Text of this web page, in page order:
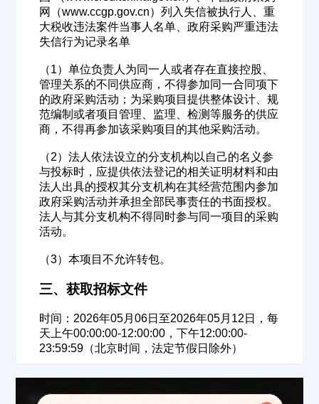
网（www.ccgp.gov.cn）列入失信被执行人、重
大税收违法案件当事人名单、政府采购严重违法
失信行为记录名单
（1）单位负责人为同一人或者存在直接控股、
管理关系的不同供应商，不得参加同一合同项下
的政府采购活动；为采购项目提供整体设计、规
范编制或者项目管理、监理、检测等服务的供应
商，不得再参加该采购项目的其他采购活动。
（2）法人依法设立的分支机构以自己的名义参
与投标时，应提供依法登记的相关证明材料和由
法人出具的授权其分支机构在其经营范围内参加
政府采购活动并承担全部民事责任的书面授权。
法人与其分支机构不得同时参与同一项目的采购
活动。
（3）本项目不允许转包。
三、获取招标文件
时间：2026年05月06日至2026年05月12日，每
天上午00:00:00-12:00:00，下午12:00:00-
23:59:59（北京时间，法定节假日除外）
公司名称
公司所在地
请选择省市
联系方式
立即入驻